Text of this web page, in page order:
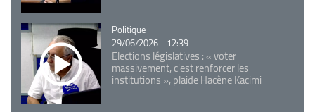
Catégorie
Politique
29/06/2026 - 12:39
Elections législatives : « voter
massivement, c'est renforcer les
institutions », plaide Hacène Kacimi